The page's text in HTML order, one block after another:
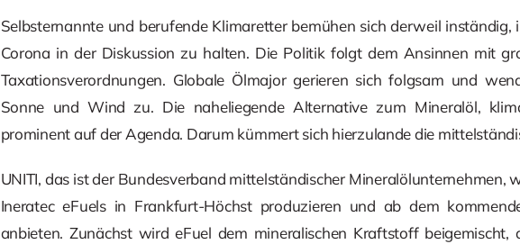
Selbsternannte und berufende Klimaretter bemühen sich derweil
Corona in der Diskussion zu halten. Die Politik folgt dem Ansinnen mit
Taxationsverordnungen. Globale Ölmajor gerieren sich folgsam und
Sonne und Wind zu. Die naheliegende Alternative zum Mineralöl,
prominent auf der Agenda. Darum kümmert sich hierzulande die
UNITI, das ist der Bundesverband mittelständischer Mineralölunternehmen,
Ineratec eFuels in Frankfurt-Höchst produzieren und ab dem
anbieten. Zunächst wird eFuel dem mineralischen Kraftstoff beigemischt,